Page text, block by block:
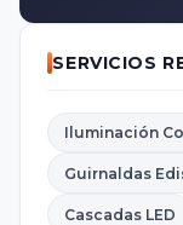
SERVICIOS
Iluminación
Guirnaldas
Cascadas LED